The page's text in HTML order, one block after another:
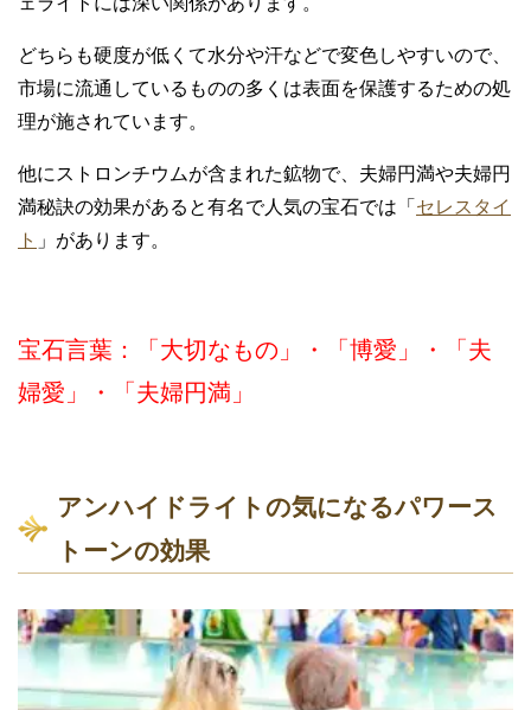
どちらも硬度が低くて水分や汗などで変色しやすいので、
市場に流通しているものの多くは表面を保護するための処
理が施されています。
他にストロンチウムが含まれた鉱物で、夫婦円満や夫婦円
満秘訣の効果があると有名で人気の宝石では「 セレスタイ
ト 」があります。
宝石言葉：「大切なもの」・「博愛」・「夫
婦愛」・「夫婦円満」
アンハイドライトの気になるパワース
トーンの効果